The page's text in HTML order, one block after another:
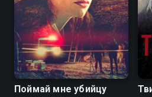
7.2 7.1
Поймай мне убийцу